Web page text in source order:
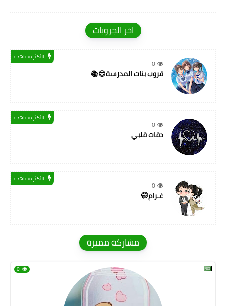
اخر الجروبات
0
الأكثر مشاهدة
قروب بنات المدرسة😍📚
0
الأكثر مشاهدة
دقات قلبي
0
الأكثر مشاهدة
غـرام🤭
مشاركة مميزة
0